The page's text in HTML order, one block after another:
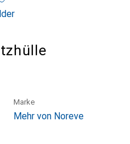
Marke
Mehr von Noreve